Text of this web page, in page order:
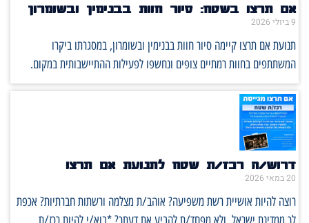
אם תרצו בשטח: סיור חוות בבנימין ובשומרון
9 ביולי 2026
תנועת אם תרצו קיימה סיור חוות בבנימין ובשומרון, במסגרתו ביקרו
המשתתפים בחוות רמתיים צופים ונחשפו לפעילות ההתיישבותית במקום.
דרוש/ה רכז/ת שטח לתנועת אם תרצו
20 במאי 2026
רוצה להיות אושיית רשת משפיעה? אוהב/ת מצלמה ורשתות חברתיות? אכפת